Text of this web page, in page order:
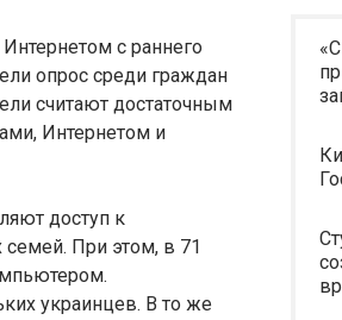
с раннего
опрос среди граждан
считают достаточным
Интернетом и
доступ к
При этом, в 71
украинцев. В то же